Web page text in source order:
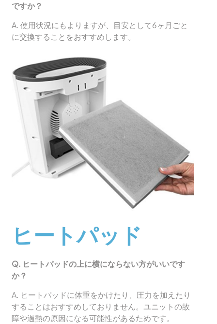
ですか？
A. 使用状況にもよりますが、目安として6ヶ月ごと
に交換することをおすすめします。
ヒートパッド
Q. ヒートパッドの上に横にならない方がいいです
か？
A. ヒートパッドに体重をかけたり、圧力を加えたり
することはおすすめしておりません。ユニットの故
障や過熱の原因になる可能性があるためです。